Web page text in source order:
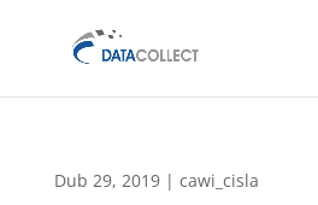
Dub 29, 2019| cawi_cisla